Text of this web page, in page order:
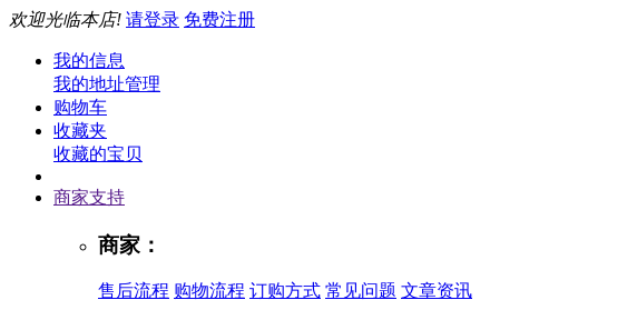
欢迎光临本店! 请登录 免费注册
我的信息
我的地址管理
购物车
收藏夹
收藏的宝贝
商家支持
商家：
售后流程 购物流程 订购方式 常见问题 文章资讯